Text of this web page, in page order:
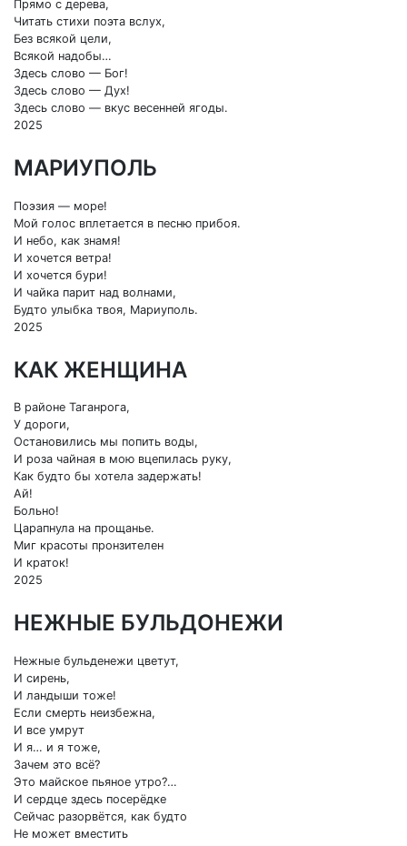
Прямо с дерева,
Читать стихи поэта вслух,
Без всякой цели,
Всякой надобы…
Здесь слово — Бог!
Здесь слово — Дух!
Здесь слово — вкус весенней ягоды.
2025
МАРИУПОЛЬ
Поэзия — море!
Мой голос вплетается в песню прибоя.
И небо, как знамя!
И хочется ветра!
И хочется бури!
И чайка парит над волнами,
Будто улыбка твоя, Мариуполь.
2025
КАК ЖЕНЩИНА
В районе Таганрога,
У дороги,
Остановились мы попить воды,
И роза чайная в мою вцепилась руку,
Как будто бы хотела задержать!
Ай!
Больно!
Царапнула на прощанье.
Миг красоты пронзителен
И краток!
2025
НЕЖНЫЕ БУЛЬДОНЕЖИ
Нежные бульденежи цветут,
И сирень,
И ландыши тоже!
Если смерть неизбежна,
И все умрут
И я… и я тоже,
Зачем это всё?
Это майское пьяное утро?…
И сердце здесь посерёдке
Сейчас разорвётся, как будто
Не может вместить